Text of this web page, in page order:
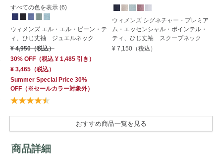
すべての色を表示 (6)
ウィメンズ エル・エル・ビーン・テ
ィ、ひじ丈袖 ジュエルネック
¥ 4,950（税込）
30% OFF（税込 ¥ 1,485引き）
¥ 3,465（税込）
Summer Special Price 30%
OFF（※セールカラー対象外）
ウィメンズ シグネチャー・プレミア
ム・エッセンシャル・ポインテル・
ティ、ひじ丈袖 スクープネック
¥ 7,150 （税込）
おすすめ商品一覧を見る
商品詳細